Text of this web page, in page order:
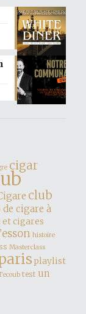
cigar
club
de cigare à
et cigares
histoire
Masterclass
playlist
test un